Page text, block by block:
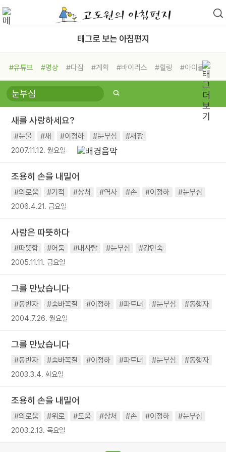
태그로 보는 아침편지
#유튜브 #명상 #다짐 #계획 #바이러스 #힐링
#아이들
#비전캠프
#독서캠프 #삶
#희망
#나눔 #친구 #링컨학교
#독서
#건강 #면역력
새를 사랑하세요?
#눈물 #새 #이정하 #눈부심 #새장
2007.11.12. 월요일
조용히 손을 내밀어
#외로움 #기적 #상처 #역사 #손 #이정하 #눈부심
2006.4.21. 금요일
사람은 따뜻하다
#따뜻함 #어둠 #내사람 #눈부심 #강민숙
2005.11.11. 금요일
그를 만났습니다
#동반자 #숨바꼭질 #이정하 #파트너 #눈부심 #동행자
2004.7.26. 월요일
그를 만났습니다
#동반자 #숨바꼭질 #이정하 #파트너 #눈부심 #동행자
2003.3.4. 화요일
조용히 손을 내밀어
#외로움 #위로 #도움 #상처 #손 #이정하 #눈부심
2003.2.13. 목요일